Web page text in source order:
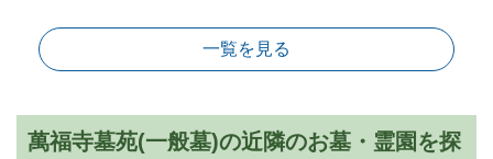
一覧を見る
萬福寺墓苑(一般墓)の近隣のお墓・霊園を探